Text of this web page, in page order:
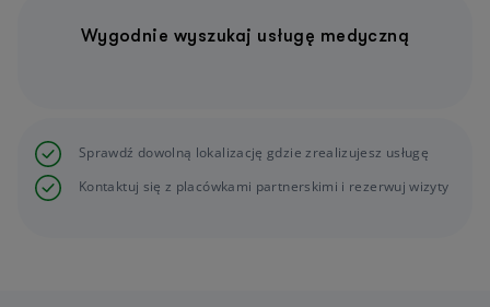
Wygodnie wyszukaj usługę medyczną
Sprawdź dowolną lokalizację gdzie zrealizujesz usługę
Kontaktuj się z placówkami partnerskimi i rezerwuj wizyty